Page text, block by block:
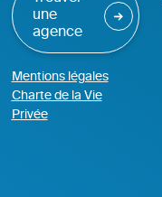
une
agence
Mentions légales
Charte de la Vie
Privée